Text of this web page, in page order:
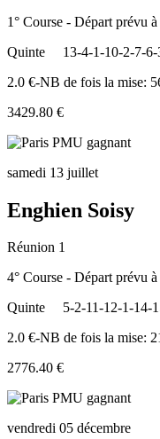
1° Course - Départ prévu
Quinte
13-4-1-10-2-7-6-
2.0 €-NB de fois la mise:
3429.80 €
samedi 13 juillet
Enghien Soisy
Réunion 1
4° Course - Départ prévu
Quinte
5-2-11-12-1-14-
2.0 €-NB de fois la mise:
2776.40 €
vendredi 05 décembre